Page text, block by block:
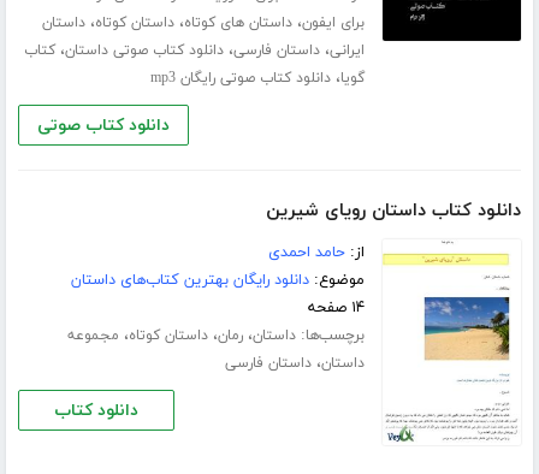
برای ایفون،داستان های کوتاه،داستان کوتاه،داستان
ایرانی،داستان فارسی،دانلود کتاب صوتی داستان،کتاب
گویا،دانلود کتاب صوتی رایگان mp3
دانلود کتاب صوتی
دانلود کتاب داستان رویای شیرین
از:حامد احمدی
موضوع:دانلود رایگان بهترین کتاب‌های داستان
۱۴ صفحه
برچسب‌ها:داستان،رمان،داستان کوتاه، مجموعه
داستان،داستان فارسی
دانلود کتاب